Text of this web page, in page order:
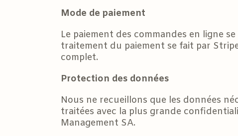
Mode de paiement
Le paiement des commandes en ligne
traitement du paiement se fait par
complet.
Protection des données
Nous ne recueillons que les données
traitées avec la plus grande
Management SA.